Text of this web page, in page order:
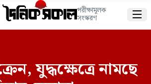
পরীক্ষামূলক
সংস্করণ 
যুদ্ধক্ষেত্রে নামছে